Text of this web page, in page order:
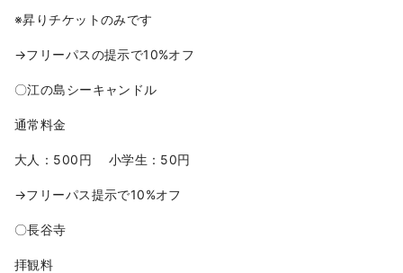
※昇りチケットのみです
→フリーパスの提示で10%オフ
〇江の島シーキャンドル
通常料金
大人：500円 小学生：50円
→フリーパス提示で10%オフ
〇長谷寺
拝観料